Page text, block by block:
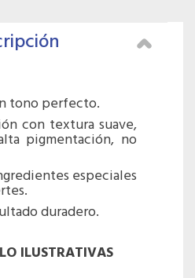
tono perfecto.
con textura suave,
pigmentación, no
especiales
duradero.
ILUSTRATIVAS